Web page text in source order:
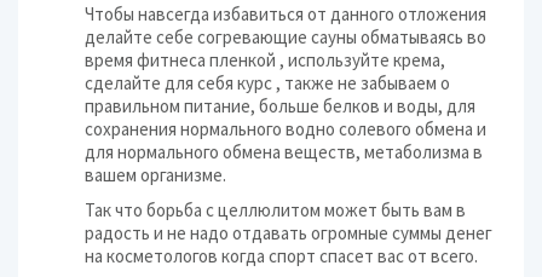
Чтобы навсегда избавиться от данного отложения
делайте себе согревающие сауны обматываясь во
время фитнеса пленкой , используйте крема,
сделайте для себя курс , также не забываем о
правильном питание, больше белков и воды, для
сохранения нормального водно солевого обмена и
для нормального обмена веществ, метаболизма в
вашем организме.
Так что борьба с целлюлитом может быть вам в
радость и не надо отдавать огромные суммы денег
на косметологов когда спорт спасет вас от всего.